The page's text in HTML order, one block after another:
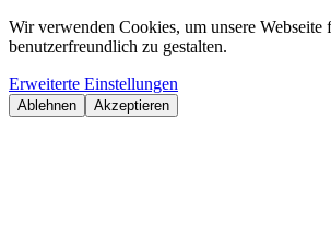
Wir verwenden Cookies, um unsere Webseite
benutzerfreundlich zu gestalten.
Erweiterte Einstellungen
Ablehnen Akzeptieren